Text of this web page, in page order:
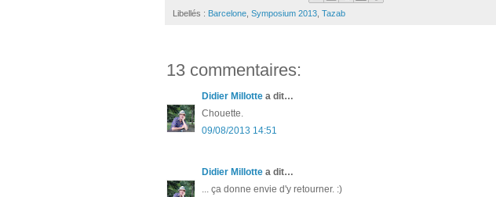
Libellés : Barcelone Symposium 2013 Tazab
13 commentaires:
Didier Millotte a dit…
Chouette.
09/08/2013 14:51
Didier Millotte a dit…
... ça donne envie d'y retourner. :)